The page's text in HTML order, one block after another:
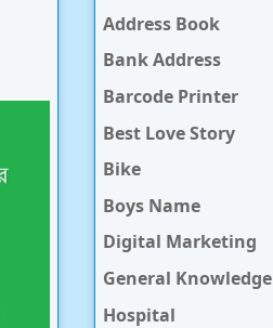
Address Book
Bank Address
Barcode Printer
Best Love Story
Bike
Boys Name
Digital Marketing
General Knowledge
Hospital